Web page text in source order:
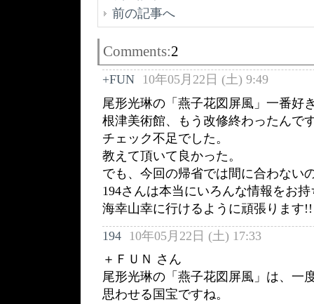
前の記事へ
Comments:2
+FUN
10年05月22日 (土) 9:49
尾形光琳の「燕子花図屏風」一番好
根津美術館、もう改修終わったんで
チェック不足でした。
教えて頂いて良かった。
でも、今回の帰省では間に合わない
194さんは本当にいろんな情報をお
海幸山幸に行けるように頑張ります!!
194
10年05月22日 (土) 17:33
＋ＦＵＮ さん
尾形光琳の「燕子花図屏風」は、一
思わせる国宝ですね。